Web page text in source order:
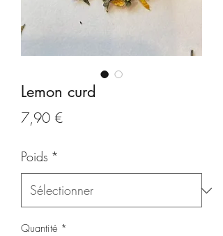
Lemon curd
7,90 €Prix
Poids *
Quantité *